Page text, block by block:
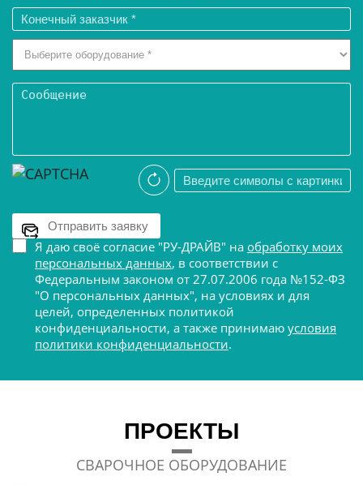
Я даю своё согласие "РУ-ДРАЙВ" на обработку моих
персональных данных, в соответствии с
Федеральным законом от 27.07.2006 года №152-ФЗ
"О персональных данных", на условиях и для
целей, определенных политикой
конфиденциальности, а также принимаю условия
политики конфиденциальности.
ПРОЕКТЫ
СВАРОЧНОЕ ОБОРУДОВАНИЕ